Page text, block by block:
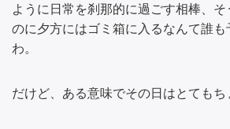
ように日常を刹那的に過ごす相棒、
のに夕方にはゴミ箱に入るなんて誰も
わ。
だけど、ある意味でその日はとてもち